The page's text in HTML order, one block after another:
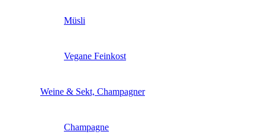
Müsli
Vegane Feinkost
Weine & Sekt, Champagner
Champagne